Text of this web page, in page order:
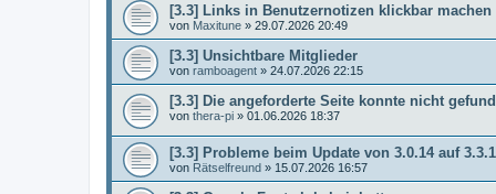
[3.3] Links in Benutzernotizen klickbar machen
von Maxitune » 29.07.2026 20:49
[3.3] Unsichtbare Mitglieder
von ramboagent » 24.07.2026 22:15
[3.3] Die angeforderte Seite konnte nicht
von thera-pi » 01.06.2026 18:37
[3.3] Probleme beim Update von 3.0.14 auf
von Rätselfreund » 15.07.2026 16:57